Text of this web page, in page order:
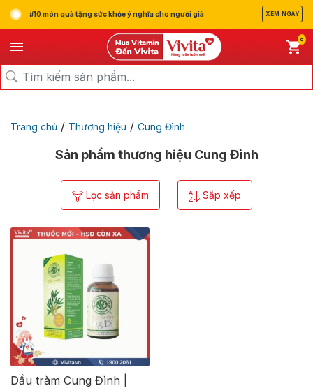
#10 món quà tặng sức khỏe ý nghĩa cho người già XEM NGAY
0
Trang chủ / Thương hiệu / Cung Đình
Sản phẩm thương hiệu Cung Đình
Lọc sản phẩm Sắp xếp
Dầu tràm Cung Đình |